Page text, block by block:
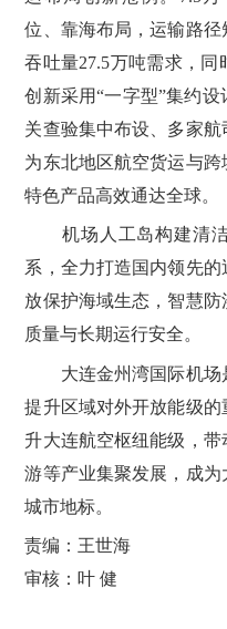
位、靠海布局，运输路
吞吐量27.5万吨需求，同
创新采用“一字型”集约
关查验集中布设、多家
为东北地区航空货运与
特色产品高效通达全球。
机场人工岛构建清洁
系，全力打造国内领先
放保护海域生态，智慧
质量与长期运行安全。
大连金州湾国际机场
提升区域对外开放能级
升大连航空枢纽能级，
游等产业集聚发展，成
城市地标。
责编：王世海
审核：叶 健